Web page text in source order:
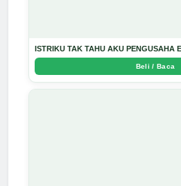
ISTRIKU TAK TAHU AKU PENGUSAHA
Beli / Baca